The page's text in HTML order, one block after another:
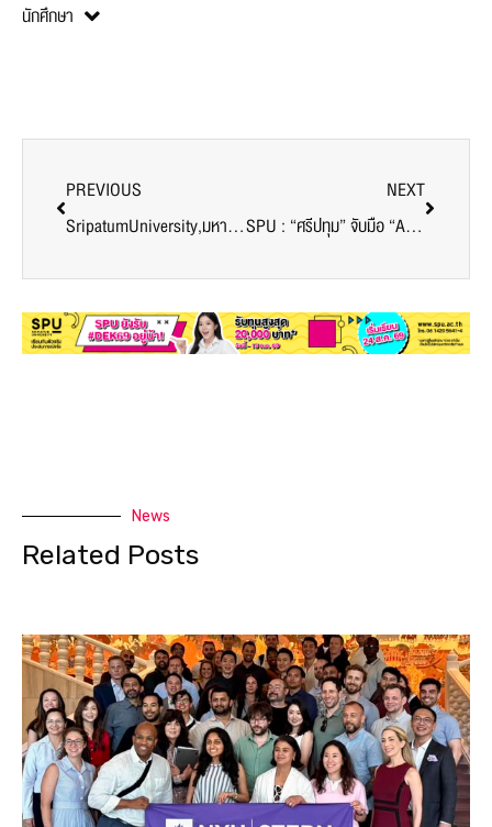
นักศึกษา
PREVIOUS
SripatumUniversity,มหาลัยศรีปทุม,สมัครเรียน,SPU,เรียนกับตัวจริง ,ประสบการณ์จริง
NEXT
SPU : “ศรีปทุม” จับมือ “Air Asia X” ปูทางสร้างบัณฑิตคุณภาพสู่อุตสาหกรรมการบิน
News
Related Posts